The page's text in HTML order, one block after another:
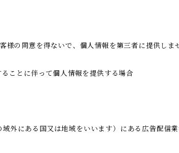
様の同意を得ないで、個人情報を第三者に提供しま
ことに伴って個人情報を提供する場合
外にある国又は地域をいいます）にある広告配信